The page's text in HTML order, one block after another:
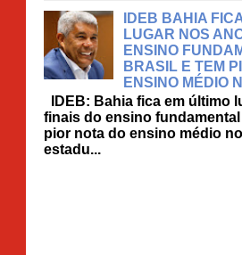
IDEB BAHIA
LUGAR NOS
ENSINO
BRASIL E TEM
ENSINO MÉDIO
IDEB: Bahia fica em último
finais do ensino
pior nota do ensino médio
estadu...